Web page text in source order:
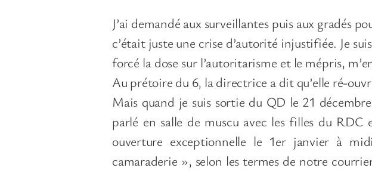
J’ai demandé aux surveillantes puis aux gradés
c’était juste une crise d’autorité injustifiée. Je
forcé la dose sur l’autoritarisme et le mépris,
Au prétoire du 6, la directrice a dit qu’elle ré-
Mais quand je suis sortie du QD le 21
parlé en salle de muscu avec les filles du
ouverture exceptionnelle le 1er janvier à
camaraderie », selon les termes de notre